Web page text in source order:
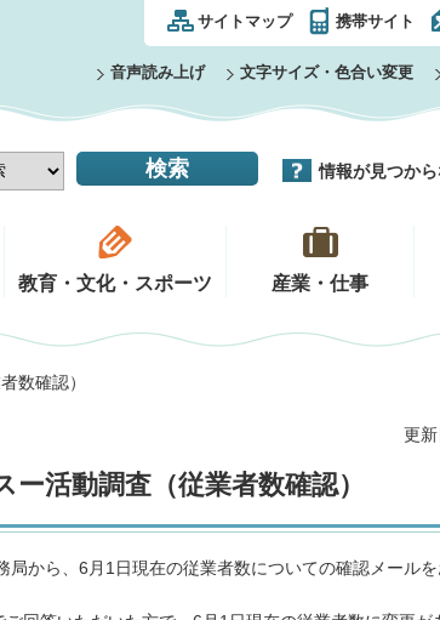
サイトマップ 携帯サイト
音声読み上げ 文字サイズ・色合い変更
情報が見つか
教育・文化・スポーツ 産業・仕事
数確認）
更
活動調査（従業者数確認）
局から、6月1日現在の従業者数についての確認メール